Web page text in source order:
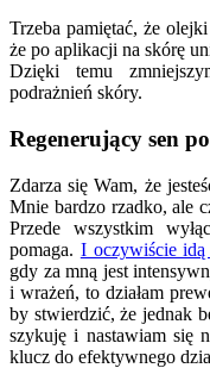
Trzeba pamiętać, że
że po aplikacji na skórę
Dzięki temu
podrażnień skóry.
Regenerujący sen
Zdarza się Wam, że
Mnie bardzo rzadko, ale
Przede wszystkim
pomaga. I oczywiście
gdy za mną jest
i wrażeń, to działam
by stwierdzić, że jednak
szykuję i nastawiam się
klucz do efektywnego